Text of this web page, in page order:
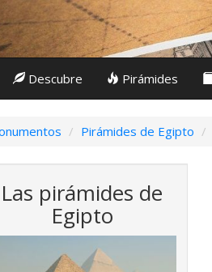
Descubre Pirámides
Pirámides de Egipto
Las pirámides de
Egipto